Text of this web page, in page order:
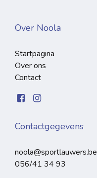
Over Noola
Startpagina
Over ons
Contact
Contactgegevens
noola@sportlauwers.be
056/41 34 93